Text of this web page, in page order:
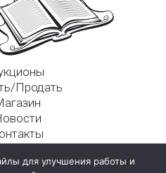
Продать
пер., д. 4а, стр. 1
для улучшения работы и